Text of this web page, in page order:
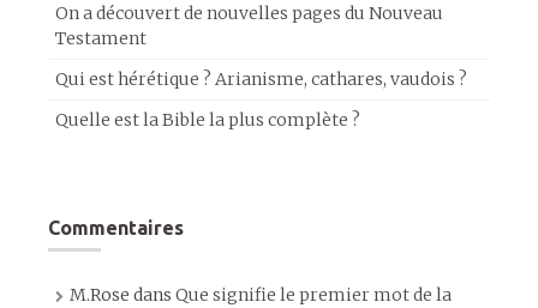
On a découvert de nouvelles pages du Nouveau
Testament
Qui est hérétique ? Arianisme, cathares, vaudois ?
Quelle est la Bible la plus complète ?
Commentaires
M.Rose dans Que signifie le premier mot de la